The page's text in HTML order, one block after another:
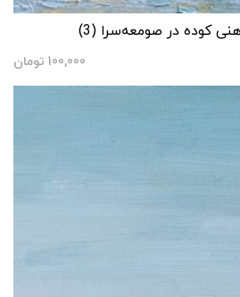
کوده در صومعه‌سرا (3)
100,000 تومان